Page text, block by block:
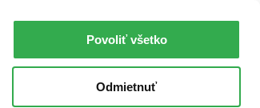
Povoliť všetko
Odmietnuť